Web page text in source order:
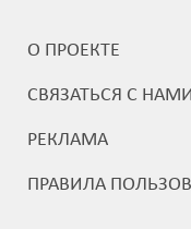
О ПРОЕКТЕ
СВЯЗАТЬСЯ С НАМИ
РЕКЛАМА
ПРАВИЛА